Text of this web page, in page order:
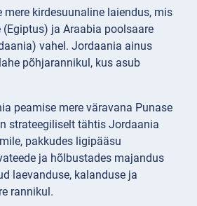
mere kirdesuunaline laiendus, mis
ja Araabia poolsaare
vahel. Jordaania ainus
põhjarannikul, kus asub
peamise mere väravana Punase
strateegiliselt tähtis Jordaania
pakkudes ligipääsu
ja hõlbustades majandus
laevanduse, kalanduse ja
rannikul.